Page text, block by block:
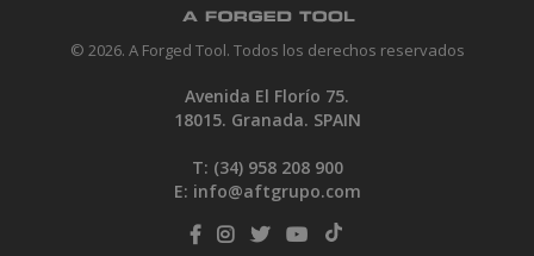
© 2026. A Forged Tool. Todos los derechos reservados
Avenida El Florío 75.
18015. Granada. SPAIN
T: (34) 958 208 900
E: info@aftgrupo.com